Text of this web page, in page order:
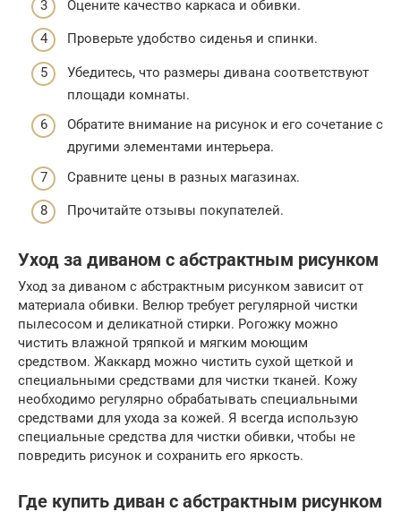
Оцените качество каркаса и обивки.
Проверьте удобство сиденья и спинки.
Убедитесь, что размеры дивана соответствуют
площади комнаты.
Обратите внимание на рисунок и его сочетание с
другими элементами интерьера.
Сравните цены в разных магазинах.
Прочитайте отзывы покупателей.
Уход за диваном с абстрактным рисунком
Уход за диваном с абстрактным рисунком зависит от
материала обивки. Велюр требует регулярной чистки
пылесосом и деликатной стирки. Рогожку можно
чистить влажной тряпкой и мягким моющим
средством. Жаккард можно чистить сухой щеткой и
специальными средствами для чистки тканей. Кожу
необходимо регулярно обрабатывать специальными
средствами для ухода за кожей. Я всегда использую
специальные средства для чистки обивки, чтобы не
повредить рисунок и сохранить его яркость.
Где купить диван с абстрактным рисунком